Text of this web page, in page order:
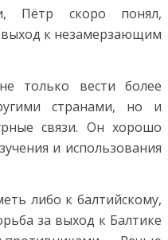
Пётр скоро понял,
выход к незамерзающим
только вести более
странами, но и
связи. Он хорошо
и использования
либо к балтийскому,
за выход к Балтике